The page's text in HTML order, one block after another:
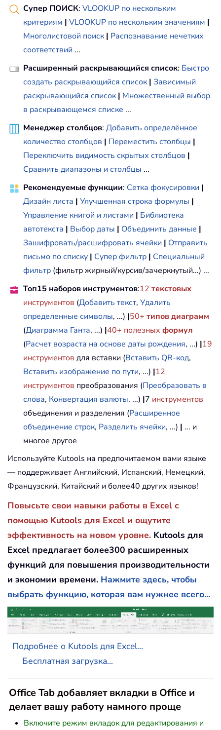
Супер ПОИСК: VLOOKUP по нескольким
критериям | VLOOKUP по нескольким значениям |
Многолистовой поиск | Распознавание нечетких
соответствий ...
Расширенный раскрывающийся список: Быстро
создать раскрывающийся список | Зависимый
раскрывающийся список | Множественный выбор
в раскрывающемся списке ...
Менеджер столбцов: Добавить определённое
количество столбцов | Переместить столбцы |
Переключить видимость скрытых столбцов |
Сравнить диапазоны и столбцы ...
Рекомендуемые функции: Сетка фокусировки |
Дизайн листа | Улучшенная строка формулы |
Управление книгой и листами | Библиотека
автотекста | Выбор даты | Объединить данные |
Зашифровать/расшифровать ячейки | Отправить
письмо по списку | Супер фильтр | Специальный
фильтр (фильтр жирный/курсив/зачеркнутый...) ...
Топ15 наборов инструментов:12 текстовых
инструментов (Добавить текст, Удалить
определенные символы, ...) |50+ типов диаграмм
(Диаграмма Ганта, ...) |40+ полезных формул
(Расчет возраста на основе даты рождения, ...) |19
инструментов для вставки (Вставить QR-код,
Вставить изображение по пути, ...) |12
инструментов преобразования (Преобразовать в
слова, Конвертация валюты, ...) |7 инструментов
объединения и разделения (Расширенное
объединение строк, Разделить ячейки, ...) | ... и
многое другое
Используйте Kutools на предпочитаемом вами языке
— поддерживает Английский, Испанский, Немецкий,
Французский, Китайский и более40 других языков!
Повысьте свои навыки работы в Excel с
помощью Kutools для Excel и ощутите
эффективность на новом уровне. Kutools для
Excel предлагает более300 расширенных
функций для повышения производительности
и экономии времени. Нажмите здесь, чтобы
выбрать функцию, которая вам нужнее всего...
Подробнее о Kutools для Excel...
Бесплатная загрузка...
Office Tab добавляет вкладки в Office и
делает вашу работу намного проще
Включите режим вкладок для редактирования и